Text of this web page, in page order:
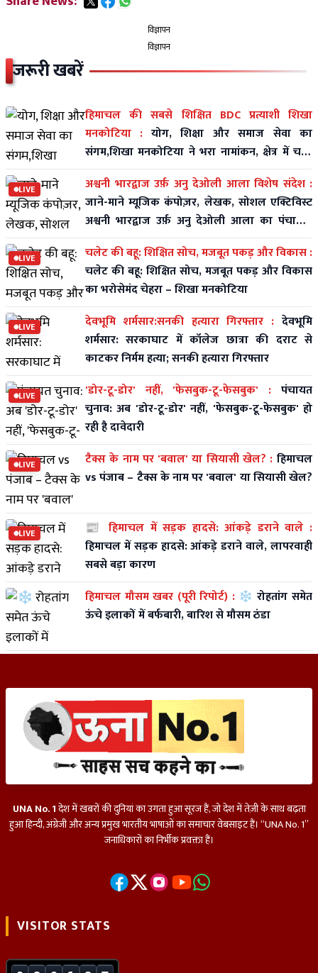
विज्ञापन
विज्ञापन
जरूरी खबरें
हिमाचल की सबसे शिक्षित BDC प्रत्याशी शिखा
मनकोटिया : योग, शिक्षा और समाज सेवा का
संगम,शिखा मनकोटिया ने भरा नामांकन, क्षेत्र में चर्चा
तेज
LIVE
अश्वनी भारद्वाज उर्फ़ अनु देओली आला विशेष संदेश :
जाने-माने म्यूजिक कंपोज़र, लेखक, सोशल एक्टिविस्ट
अश्वनी भारद्वाज उर्फ़ अनु देओली आला का पंचायती
राज पर विशे
LIVE
चलेट की बहू: शिक्षित सोच, मजबूत पकड़ और विकास :
चलेट की बहू: शिक्षित सोच, मजबूत पकड़ और विकास
का भरोसेमंद चेहरा – शिखा मनकोटिया
LIVE देवभूमि शर्मसार:सनकी हत्यारा गिरफ्तार : देवभूमि
शर्मसार: सरकाघाट में कॉलेज छात्रा की दराट से
काटकर निर्मम हत्या; सनकी हत्यारा गिरफ्तार
LIVE 'डोर-टू-डोर' नहीं, 'फेसबुक-टू-फेसबुक' : पंचायत
चुनाव: अब 'डोर-टू-डोर' नहीं, 'फेसबुक-टू-फेसबुक' हो
रही है दावेदारी
LIVE टैक्स के नाम पर 'बवाल' या सियासी खेल? : हिमाचल
vs पंजाब – टैक्स के नाम पर 'बवाल' या सियासी खेल?
LIVE
📰 हिमाचल में सड़क हादसे: आंकड़े डराने वाले :
हिमाचल में सड़क हादसे: आंकड़े डराने वाले, लापरवाही
सबसे बड़ा कारण
हिमाचल मौसम खबर (पूरी रिपोर्ट) : ❄️ रोहतांग समेत
ऊंचे इलाकों में बर्फबारी, बारिश से मौसम ठंडा
UNA No. 1देश में खबरों की दुनियां का उगता हुआ सूरज हैं, जो देश में तेज़ी के साथ बढ़ता
हुआ हिन्दी, अंग्रेजी और अन्य प्रमुख भारतीय भाषाओं का समाचार वेबसाइट हैं। “UNA No. 1”
जनाधिकारों का निर्भीक प्रवक्ता हैं।
VISITOR STATS